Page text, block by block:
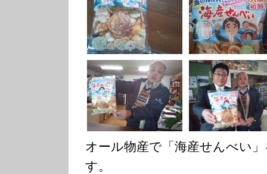
オール物産で「海産せんべい
す。